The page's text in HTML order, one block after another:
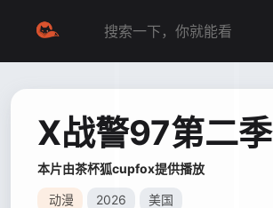
X战警97第二季
本片由茶杯狐cupfox提供播放
动漫 2026 美国